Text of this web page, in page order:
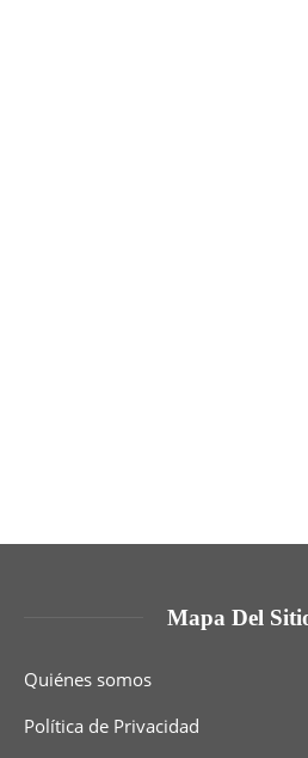
Mapa Del
Quiénes somos
Política de Privacidad